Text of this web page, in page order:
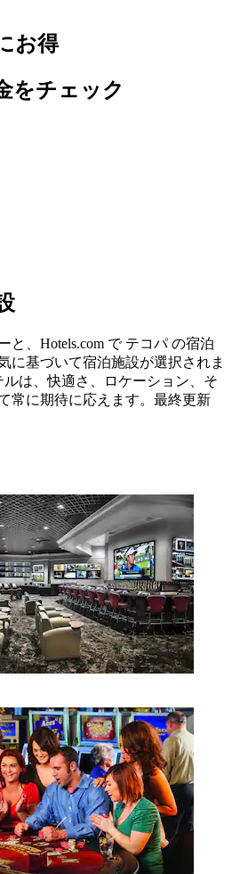
お得
をチェック
と、Hotels.com で テコパ の宿泊
に基づいて宿泊施設が選択されま
は、快適さ、ロケーション、そ
常に期待に応えます。最終更新